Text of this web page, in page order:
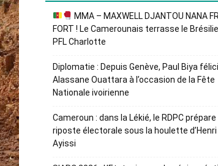
MMA – MAXWELL DJANTOU NANA
FORT ! Le Camerounais terrasse le
PFL Charlotte
Diplomatie : Depuis Genève, Paul Biya
Alassane Ouattara à l’occasion de la Fête
Nationale ivoirienne
Cameroun : dans la Lékié, le RDPC prépare
riposte électorale sous la houlette d’Henri
Ayissi